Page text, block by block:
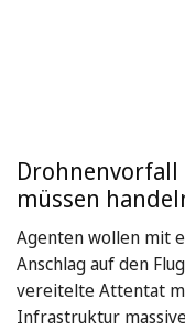
Drohnenvorfall
müssen
Agenten wollen mit
Anschlag auf den
vereitelte Attentat
Infrastruktur